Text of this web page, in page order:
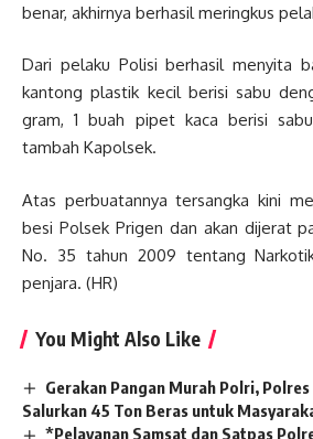
benar, akhirnya berhasil meringkus
Dari pelaku Polisi berhasil menyita
kantong plastik kecil berisi sabu
gram, 1 buah pipet kaca berisi
tambah Kapolsek.
Atas perbuatannya tersangka kini
besi Polsek Prigen dan akan dijerat
No. 35 tahun 2009 tentang
penjara. (HR)
You Might Also Like
Gerakan Pangan Murah Polri,
Salurkan 45 Ton Beras untuk
*Pelayanan Samsat dan Satpas